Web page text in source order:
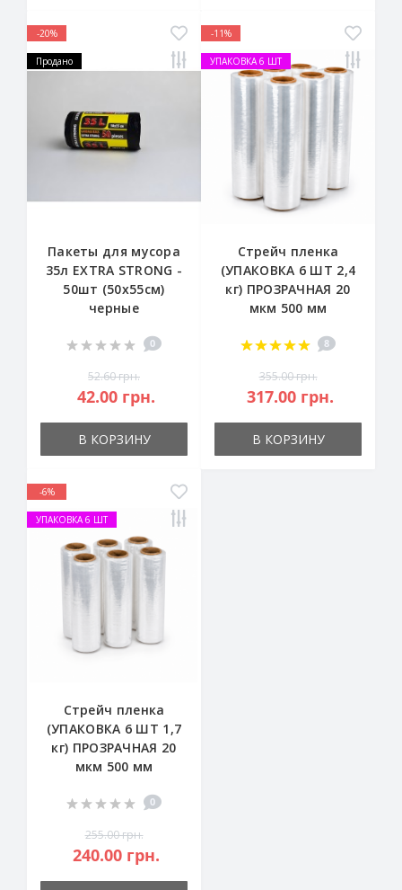
-20%
Продано
Пакеты для мусора
35л EXTRA STRONG -
50шт (50х55см)
черные
0
52.60 грн.
42.00 грн.
В КОРЗИНУ
-11%
УПАКОВКА 6 ШТ
Стрейч пленка
(УПАКОВКА 6 ШТ 2,4
кг) ПРОЗРАЧНАЯ 20
мкм 500 мм
8
355.00 грн.
317.00 грн.
В КОРЗИНУ
-6%
УПАКОВКА 6 ШТ
Стрейч пленка
(УПАКОВКА 6 ШТ 1,7
кг) ПРОЗРАЧНАЯ 20
мкм 500 мм
0
255.00 грн.
240.00 грн.